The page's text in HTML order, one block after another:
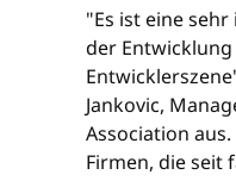
"Es ist eine
der
Jankovic,
Association
Firmen, die seit